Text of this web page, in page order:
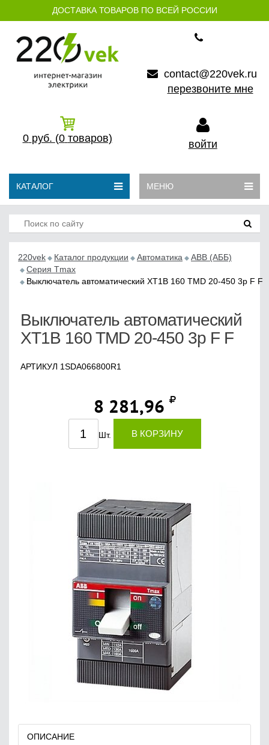
ДОСТАВКА ТОВАРОВ ПО ВСЕЙ РОССИИ
contact@220vek.ru
перезвоните мне
0 руб. (0 товаров) войти
КАТАЛОГ МЕНЮ
220vek Каталог продукции Автоматика
АВB (АББ)
Серия Tmax
Выключатель автоматический XT1B 160 TMD 20-450 3p F F
Выключатель автоматический
XT1B 160 TMD 20-450 3p F F
АРТИКУЛ 1SDA066800R1
8 281,96
Шт. В КОРЗИНУ
ОПИСАНИЕ